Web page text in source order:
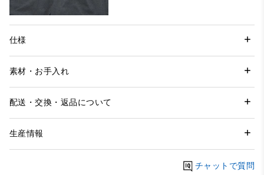
仕様
素材・お手入れ
配送・交換・返品について
生産情報
チャットで質問